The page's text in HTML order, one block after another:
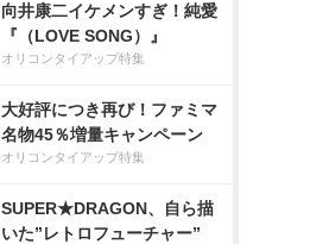
向井康二イケメンすぎ！純愛
『（LOVE SONG）』
オリコンタイアップ特集
大好評につき再び！ファミマ
名物45％増量キャンペーン
オリコンタイアップ特集
SUPER★DRAGON、自ら描
いた”レトロフューチャー”